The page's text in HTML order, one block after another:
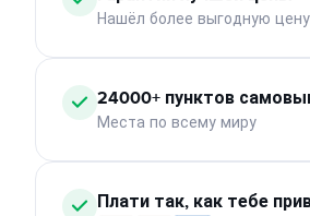
Нашёл более выгодную
24000+ пунктов
Места по всему миру
Плати так, как тебе